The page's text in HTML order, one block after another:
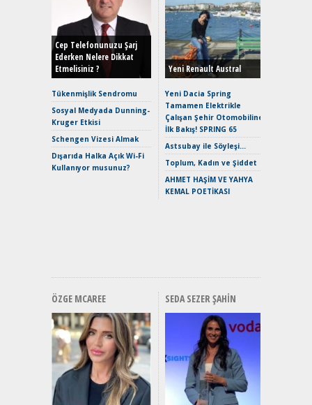
Cep Telefonunuzu Şarj
Ederken Nelere Dikkat
Etmelisiniz ?
Tükenmişlik Sendromu
Sosyal Medyada Dunning-
Kruger Etkisi
Schengen Vizesi Almak
Dışarıda Halka Açık Wi-Fi
Kullanıyor musunuz?
Yeni Renault Austral
Yeni Dacia Spring
Tamamen Elektrikle
Çalışan Şehir Otomobiline
İlk Bakış! SPRING 65
Astsubay ile Söyleşi…
Toplum, Kadın ve Şiddet
AHMET HAŞİM VE YAHYA
KEMAL POETİKASI
ÖZGE MCAREE SEDA SEZER ŞAHIN